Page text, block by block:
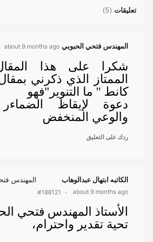
تعليقات (
5
)
المهندس فتحي الحبوبي about 9 months ago
شكرا على هذا المقال
الممتاز الذي ذكرني
كانط " ما التنوير"فهو
دعوة لإيقاظ
والوعي المنخفض
ردك على التعليق
الكاتبه ابتهال عبدالوهاب المهندس
about 9 months ago
#188121
الأستاذ المهندس فتحي
تحية تقدير واحترام،